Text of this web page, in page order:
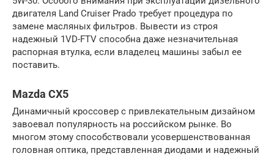
двигателя Land Cruiser Prado требует процедура по
замене масляных фильтров. Вывести из строя
надежный 1VD-FTV способна даже незначительная
распорная втулка, если владелец машины забыл ее
поставить.
Mazda CX5
Динамичный кроссовер с привлекательным дизайном
завоевал популярность на российском рынке. Во
многом этому способствовали усовершенствованная
головная оптика, представленная диодами и надежный